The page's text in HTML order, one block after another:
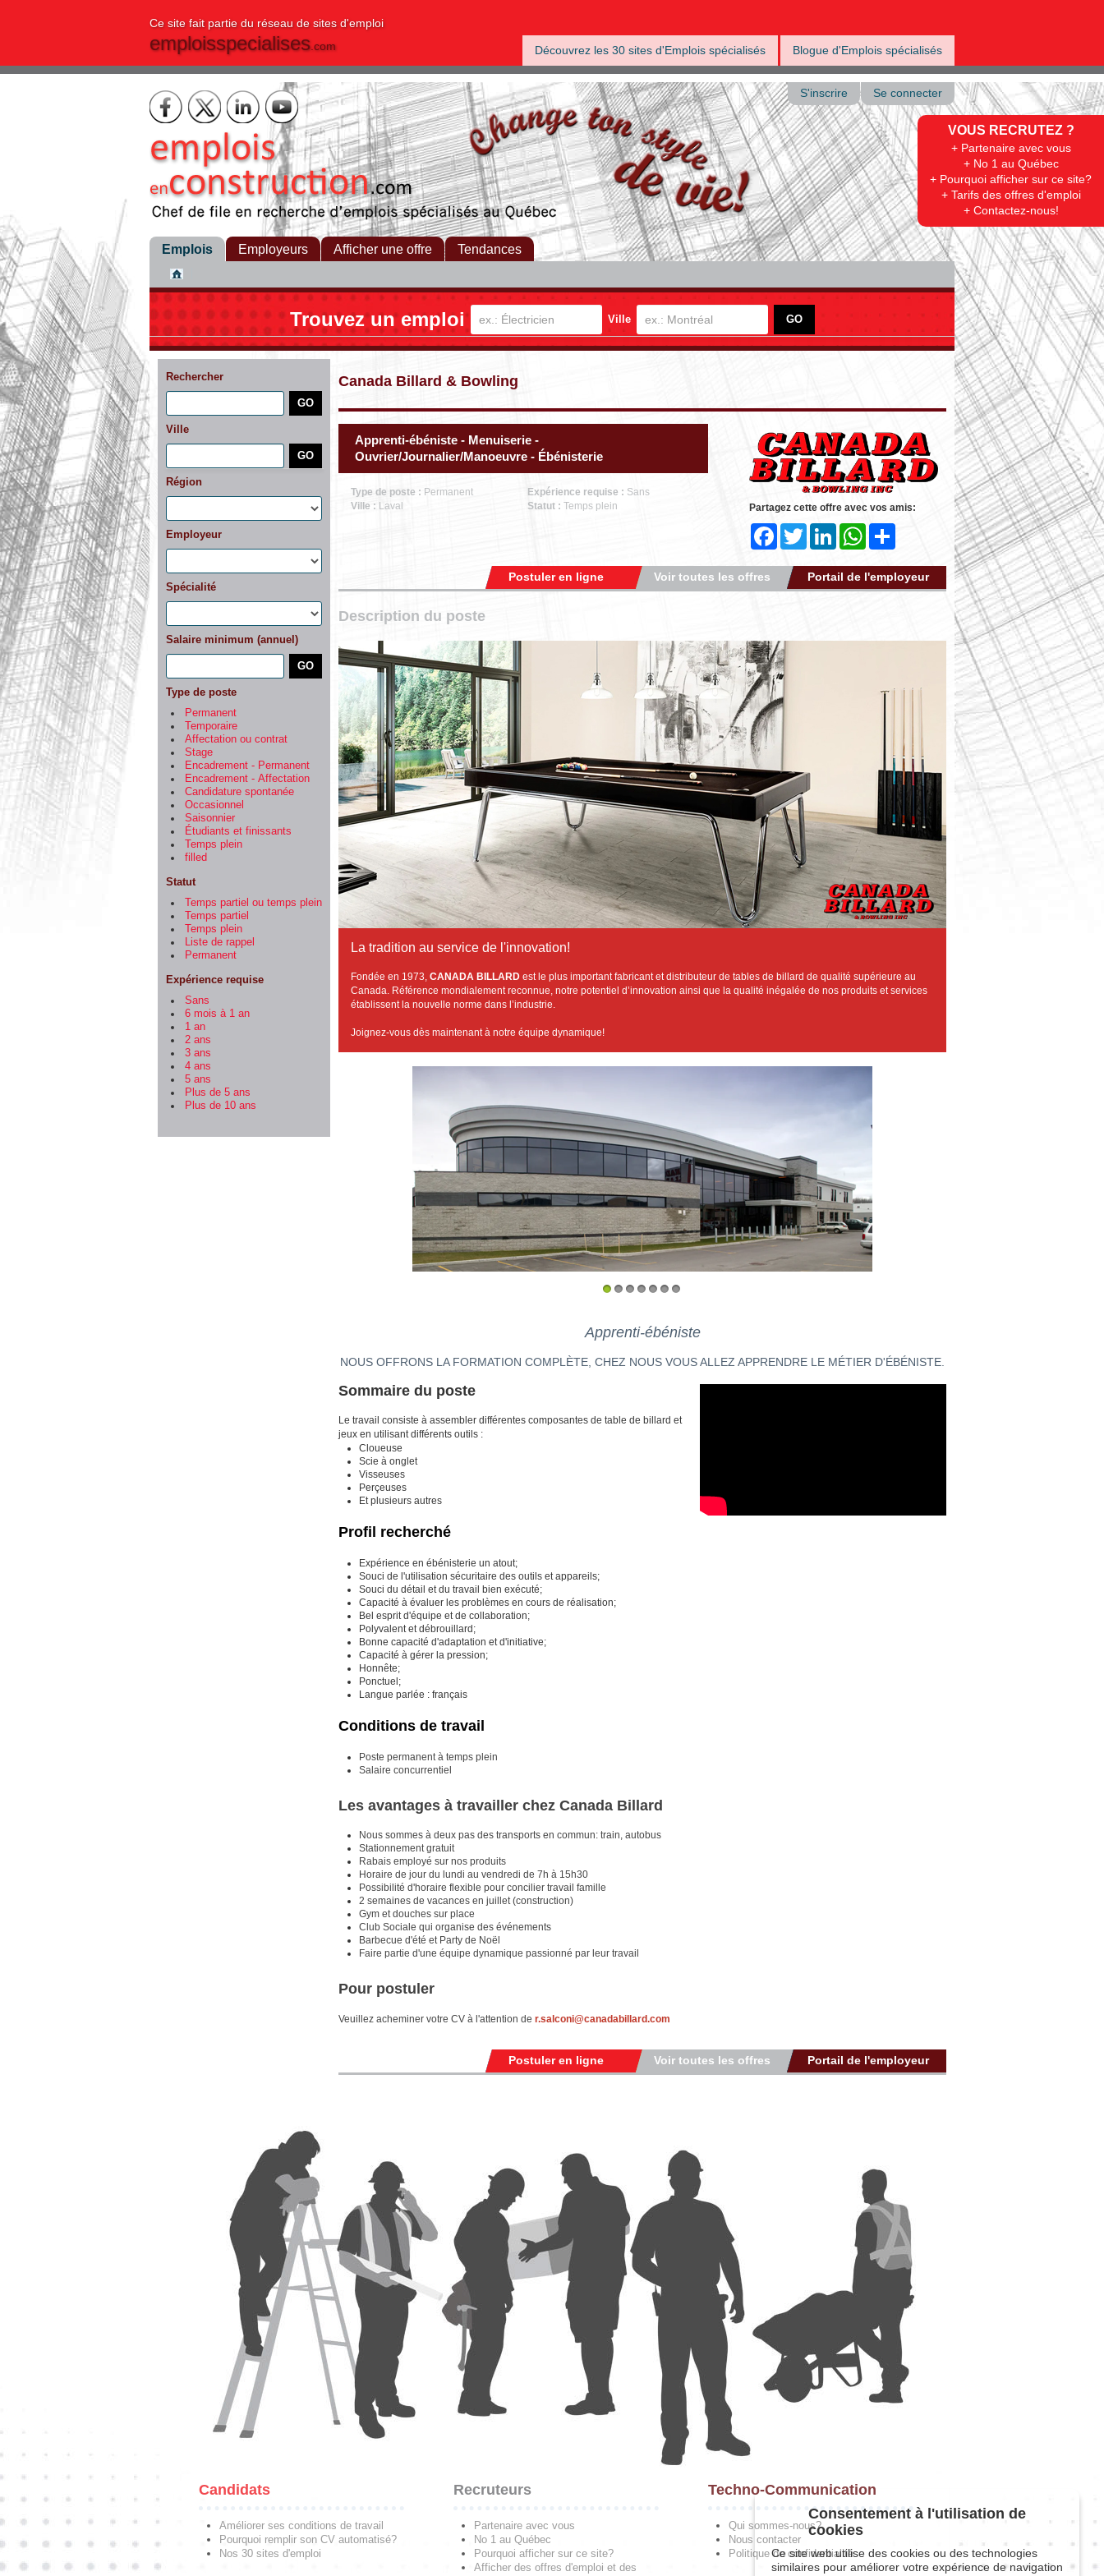
Ce site fait partie du réseau de sites d'emploi
emploisspecialises.com Découvrez les 30 sites d'Emplois spécialisés Blogue d'Emplois spécialisés
VOUS RECRUTEZ ?
+ Partenaire avec vous
+ No 1 au Québec
+ Pourquoi afficher sur ce site?
+ Tarifs des offres d'emploi
+ Contactez-nous!
S'inscrire Se connecter
Emplois Employeurs Afficher une offre Tendances
Trouvez un emploi Ville
Rechercher
Ville
Région
Employeur
Spécialité
Salaire minimum (annuel)
Type de poste
Permanent
Temporaire
Affectation ou contrat
Stage
Encadrement - Permanent
Encadrement - Affectation
Candidature spontanée
Occasionnel
Saisonnier
Étudiants et finissants
Temps plein
filled
Statut
Temps partiel ou temps plein
Temps partiel
Temps plein
Liste de rappel
Permanent
Expérience requise
Sans
6 mois à 1 an
1 an
2 ans
3 ans
4 ans
5 ans
Plus de 5 ans
Plus de 10 ans
Canada Billard & Bowling
Apprenti-ébéniste - Menuiserie -
Ouvrier/Journalier/Manoeuvre - Ébénisterie
Type de poste : Permanent
Ville : Laval
Expérience requise : Sans
Statut : Temps plein
Partagez cette offre avec vos amis:
FacebookTwitter LinkedIn WhatsApp
Portail de l'employeur
Voir toutes les offres
Postuler en ligne
Description du poste
La tradition au service de l'innovation!
Fondée en 1973, CANADA BILLARD est le plus important fabricant et distributeur de tables de billard de qualité supérieure au
Canada. Référence mondialement reconnue, notre potentiel d’innovation ainsi que la qualité inégalée de nos produits et services
établissent la nouvelle norme dans l’industrie.
Joignez-vous dès maintenant à notre équipe dynamique!
Apprenti-ébéniste
NOUS OFFRONS LA FORMATION COMPLÈTE, CHEZ NOUS VOUS ALLEZ APPRENDRE LE MÉTIER D'ÉBÉNISTE.
Sommaire du poste
Le travail consiste à assembler différentes composantes de table de billard et
jeux en utilisant différents outils :
Cloueuse
Scie à onglet
Visseuses
Perçeuses
Et plusieurs autres
Profil recherché
Expérience en ébénisterie un atout;
Souci de l'utilisation sécuritaire des outils et appareils;
Souci du détail et du travail bien exécuté;
Capacité à évaluer les problèmes en cours de réalisation;
Bel esprit d'équipe et de collaboration;
Polyvalent et débrouillard;
Bonne capacité d'adaptation et d'initiative;
Capacité à gérer la pression;
Honnête;
Ponctuel;
Langue parlée : français
Conditions de travail
Poste permanent à temps plein
Salaire concurrentiel
Les avantages à travailler chez Canada Billard
Nous sommes à deux pas des transports en commun: train, autobus
Stationnement gratuit
Rabais employé sur nos produits
Horaire de jour du lundi au vendredi de 7h à 15h30
Possibilité d'horaire flexible pour concilier travail famille
2 semaines de vacances en juillet (construction)
Gym et douches sur place
Club Sociale qui organise des événements
Barbecue d'été et Party de Noël
Faire partie d'une équipe dynamique passionné par leur travail
Pour postuler
Veuillez acheminer votre CV à l'attention de r.salconi@canadabillard.com
Portail de l'employeur
Voir toutes les offres
Postuler en ligne
Candidats
Améliorer ses conditions de travail
Pourquoi remplir son CV automatisé?
Nos 30 sites d'emploi
Recruteurs
Partenaire avec vous
No 1 au Québec
Pourquoi afficher sur ce site?
Afficher des offres d'emploi et des
Techno-Communication
Qui sommes-nous?
Nous contacter
Politique de confidentialité
Consentement à l'utilisation de
cookies
Ce site web utilise des cookies ou des technologies
similaires pour améliorer votre expérience de navigation